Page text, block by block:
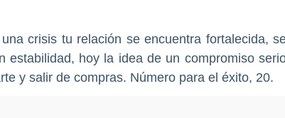
crisis tu relación se encuentra fortalecida,
estabilidad, hoy la idea de un compromiso
y salir de compras. Número para el éxito, 20.